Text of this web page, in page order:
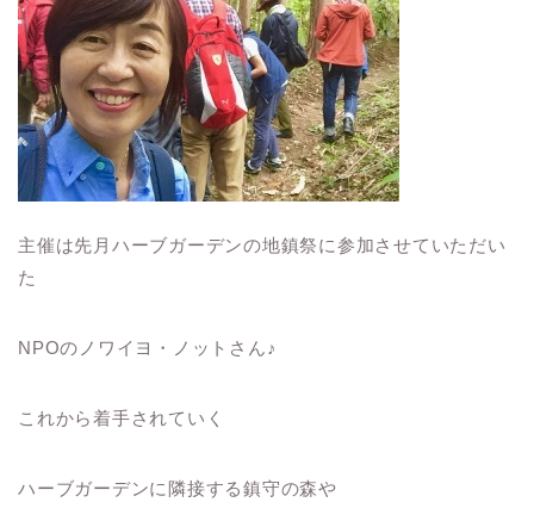
主催は先月ハーブガーデンの地鎮祭に参加させていただい
た
NPOのノワイヨ・ノットさん♪
これから着手されていく
ハーブガーデンに隣接する鎮守の森や